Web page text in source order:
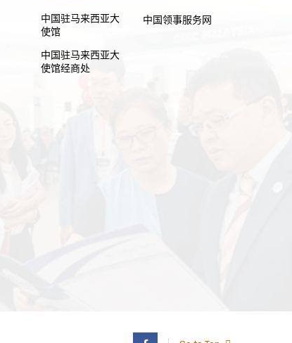
中国驻马来西亚大
使馆
中国领事服务网
中国驻马来西亚大
使馆经商处